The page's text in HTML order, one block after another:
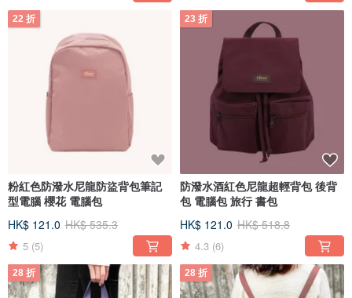
22 折
粉紅色防潑水尼龍防盜背包筆記
型電腦 櫻花 電腦包
HK$ 121.0 HK$ 535.3
5 (5)
23 折
防潑水酒紅色尼龍超輕背包 後背
包 電腦包 旅行 書包
HK$ 121.0 HK$ 518.8
4.3 (6)
28 折 28 折